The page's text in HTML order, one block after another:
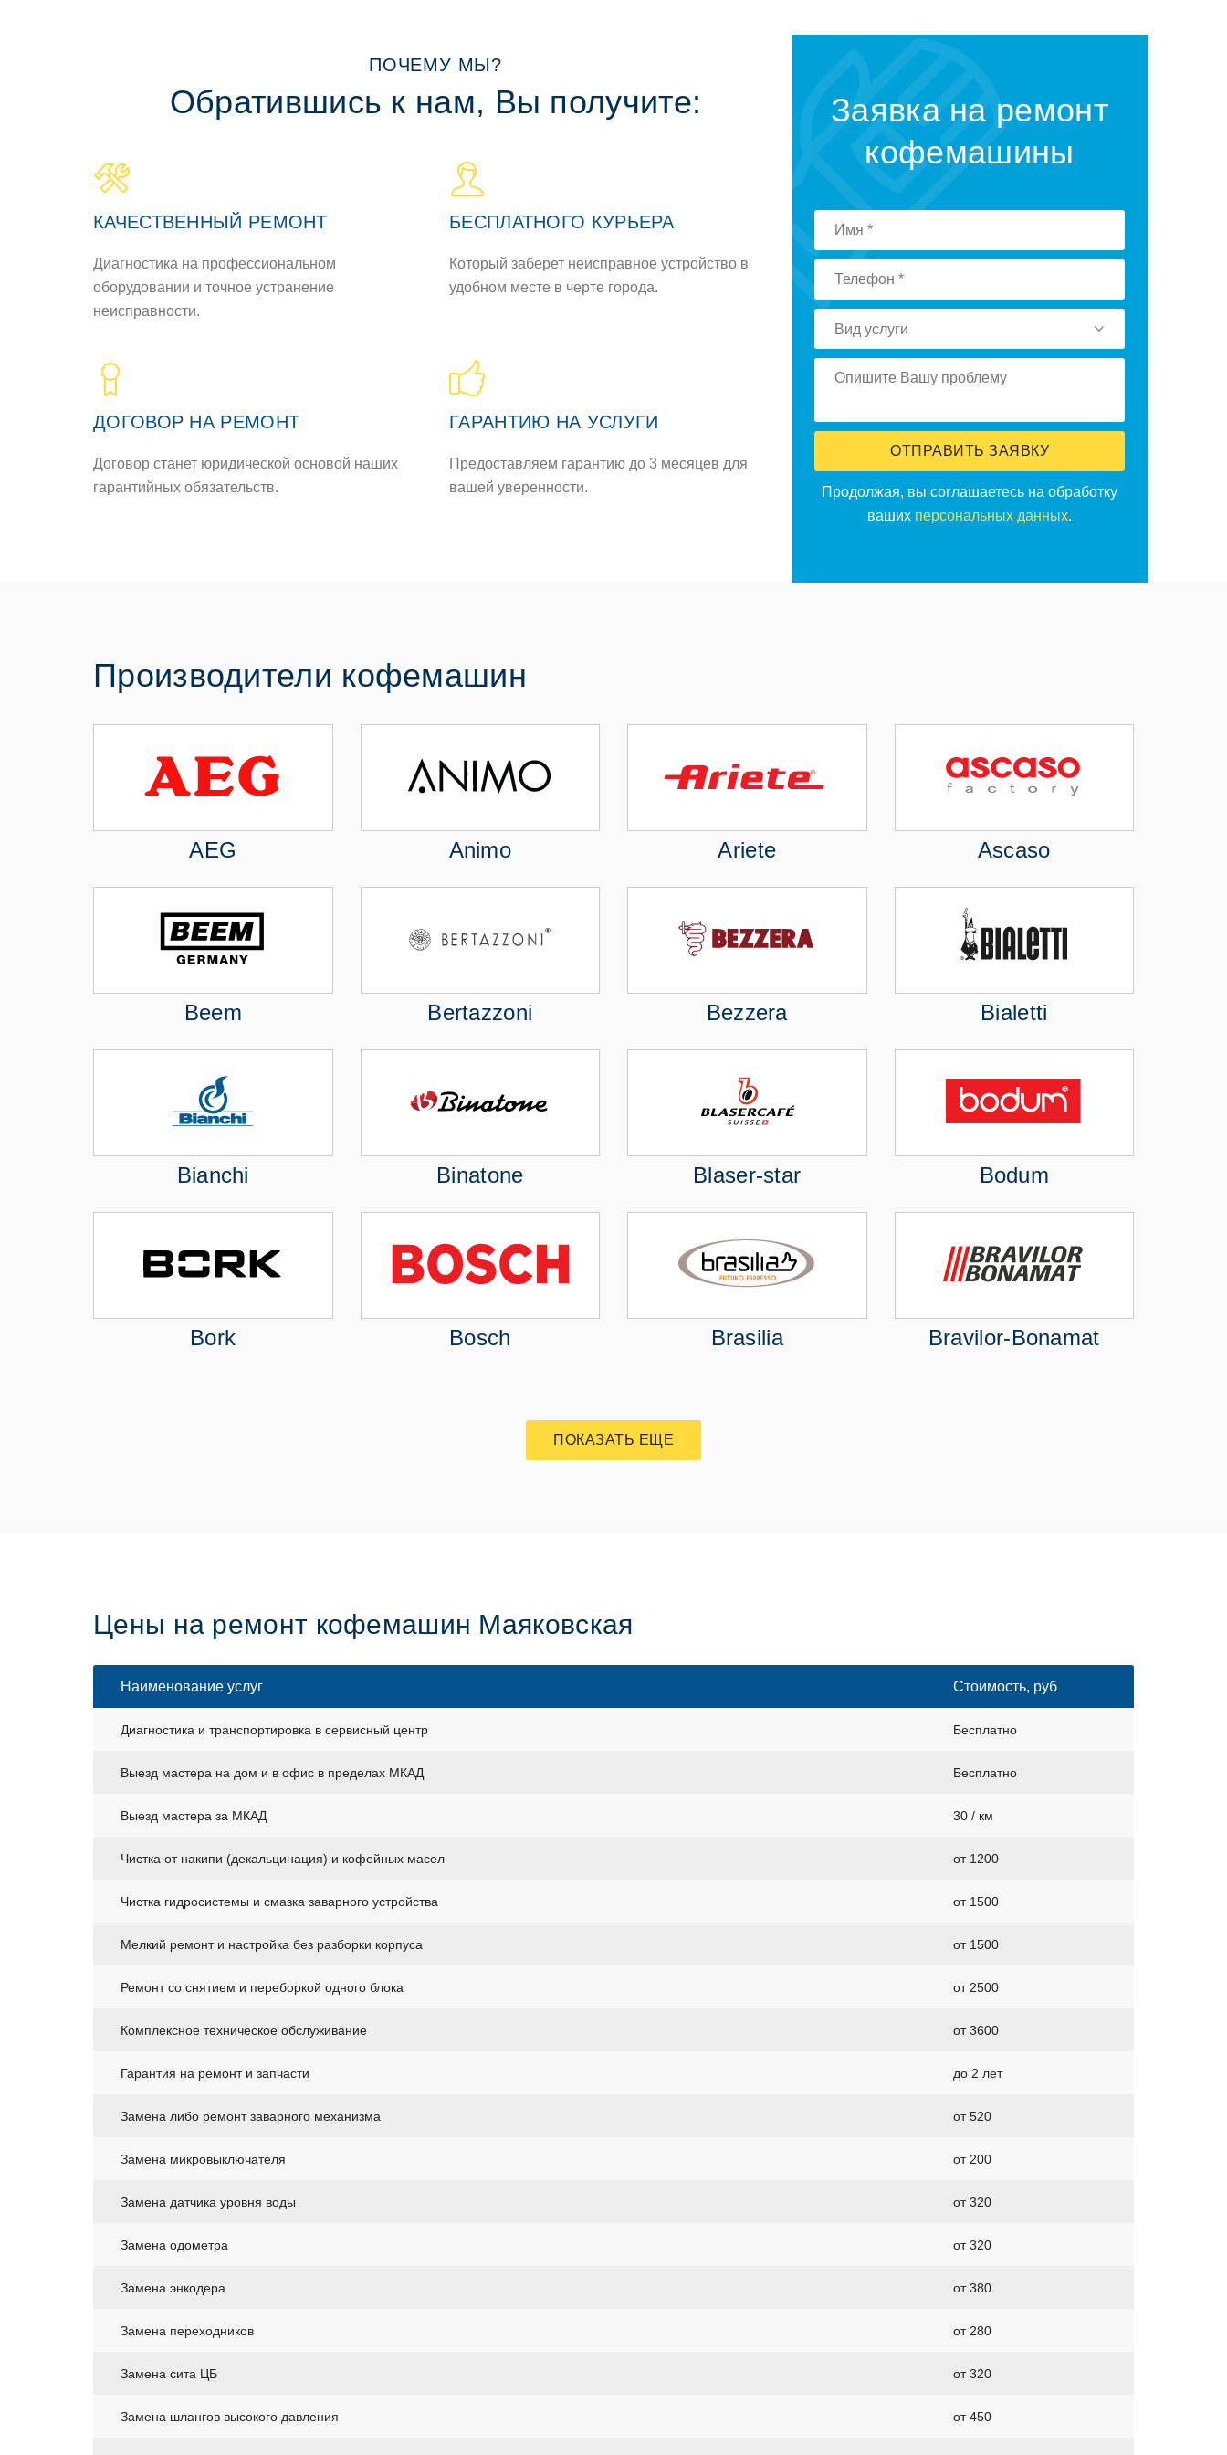
ПОЧЕМУ МЫ?
Обратившись к нам, Вы получите:
КАЧЕСТВЕННЫЙ РЕМОНТ
Диагностика на профессиональном
оборудовании и точное устранение
неисправности.
БЕСПЛАТНОГО КУРЬЕРА
Который заберет неисправное устройство в
удобном месте в черте города.
ДОГОВОР НА РЕМОНТ
Договор станет юридической основой наших
гарантийных обязательств.
ГАРАНТИЮ НА УСЛУГИ
Предоставляем гарантию до 3 месяцев для
вашей уверенности.
Заявка на ремонт
кофемашины
Вид услуги
ОТПРАВИТЬ ЗАЯВКУ
Продолжая, вы соглашаетесь на обработку
ваших персональных данных.
Производители кофемашин
AEG Animo Ariete Ascaso
Beem Bertazzoni Bezzera Bialetti
Bianchi Binatone Blaser-star Bodum
Bork Bosch Brasilia Bravilor-Bonamat
ПОКАЗАТЬ ЕЩЕ
Цены на ремонт кофемашин Маяковская
Наименование услуг Стоимость, руб
Диагностика и транспортировка в сервисный центр Бесплатно
Выезд мастера на дом и в офис в пределах МКАД Бесплатно
Выезд мастера за МКАД 30 / км
Чистка от накипи (декальцинация) и кофейных масел от 1200
Чистка гидросистемы и смазка заварного устройства от 1500
Мелкий ремонт и настройка без разборки корпуса от 1500
Ремонт со снятием и переборкой одного блока от 2500
Комплексное техническое обслуживание от 3600
Гарантия на ремонт и запчасти до 2 лет
Замена либо ремонт заварного механизма от 520
Замена микровыключателя от 200
Замена датчика уровня воды от 320
Замена одометра от 320
Замена энкодера от 380
Замена переходников от 280
Замена сита ЦБ от 320
Замена шлангов высокого давления от 450